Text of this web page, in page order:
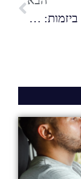
תואר ראשון ביזמות: המקפצה שלכם לעולם היזמות הבינלאומית